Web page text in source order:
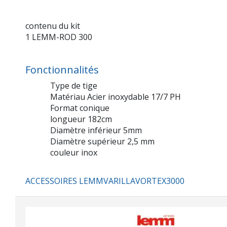
contenu du kit
1 LEMM-ROD 300
Fonctionnalités
Type de tige
Matériau Acier inoxydable 17/7 PH
Format conique
longueur 182cm
Diamètre inférieur 5mm
Diamètre supérieur 2,5 mm
couleur inox
ACCESSOIRES LEMMVARILLAVORTEX3000